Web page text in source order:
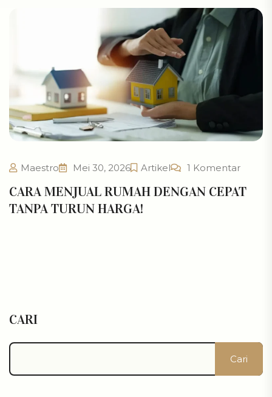
Maestro Mei 30, 2026 Artikel 1 Komentar
CARA MENJUAL RUMAH DENGAN CEPAT
TANPA TURUN HARGA!
CARI
Cari